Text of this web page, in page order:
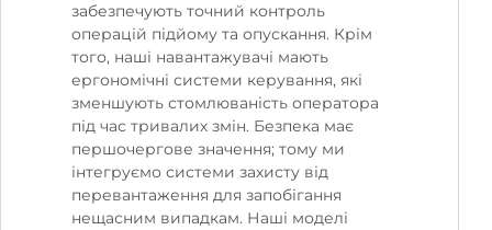
забезпечують точний контроль
операцій підйому та опускання. Крім
того, наші навантажувачі мають
ергономічні системи керування, які
зменшують стомлюваність оператора
під час тривалих змін. Безпека має
першочергове значення; тому ми
інтегруємо системи захисту від
перевантаження для запобігання
нещасним випадкам. Наші моделі